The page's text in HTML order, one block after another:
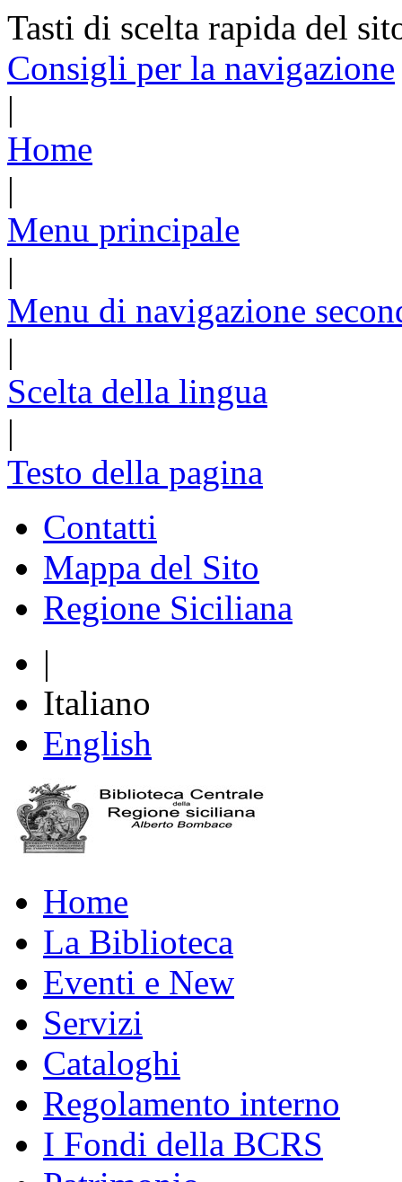
Tasti di scelta rapida del
Consigli per la navigazione
|
Home
|
Menu principale
|
Menu di navigazione
|
Scelta della lingua
|
Testo della pagina
Contatti
Mappa del Sito
Regione Siciliana
|
Italiano
English
Home
La Biblioteca
Eventi e New
Servizi
Cataloghi
Regolamento interno
I Fondi della BCRS